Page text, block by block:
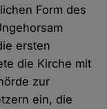
Form des
ersten
die Kirche mit
zur
ein, die